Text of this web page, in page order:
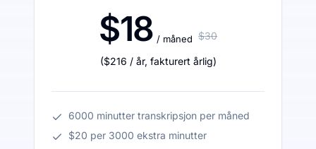
$18 / måned $30
($216 / år, fakturert årlig)
6000 minutter transkripsjon per måned
$20 per 3000 ekstra minutter